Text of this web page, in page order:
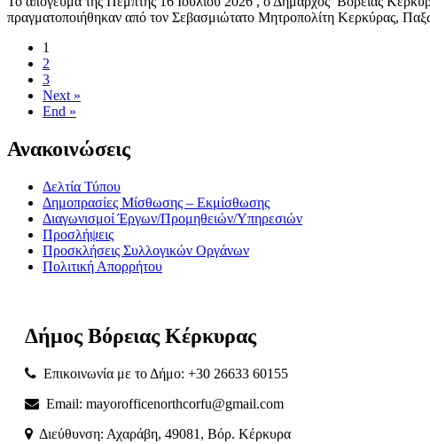
πραγματοποιήθηκαν από τον Σεβασμιώτατο Μητροπολίτη Κερκύρας,
1
2
3
Next »
End »
Ανακοινώσεις
Δελτία Τύπου
Δημοπρασίες Μίσθωσης – Εκμίσθωσης
Διαγωνισμοί Έργων/Προμηθειών/Υπηρεσιών
Προσλήψεις
Προσκλήσεις Συλλογικών Οργάνων
Πολιτική Απορρήτου
Δήμος Βόρειας Κέρκυρας
Επικοινωνία με το Δήμο: +30 26633 60155
Email: mayorofficenorthcorfu@gmail.com
Διεύθυνση: Αχαράβη, 49081, Βόρ. Κέρκυρα